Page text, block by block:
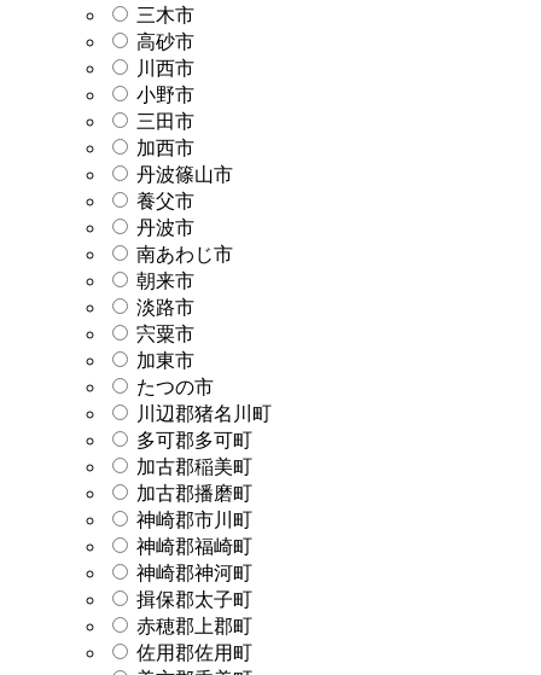
三木市
高砂市
川西市
小野市
三田市
加西市
丹波篠山市
養父市
丹波市
南あわじ市
朝来市
淡路市
宍粟市
加東市
たつの市
川辺郡猪名川町
多可郡多可町
加古郡稲美町
加古郡播磨町
神崎郡市川町
神崎郡福崎町
神崎郡神河町
揖保郡太子町
赤穂郡上郡町
佐用郡佐用町